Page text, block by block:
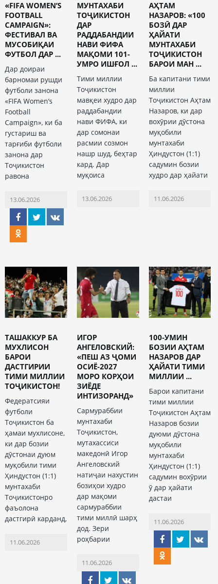
«FIFA WOMEN’S
FOOTBALL
CAMPAIGN»:
ФЕСТИВАЛ ВА
МУСОБИҚАИ
ФУТБОЛ ДАР ...
Дар доираи
барномаи рушди
футболи занона
«FIFA Women’s
Football
Campaign», ки ба
густариш ва
тарғиби футболи
занона дар
Тоҷикистон
равона
13.06.2026
МУНТАХАБИ
ТОҶИКИСТОН
ДАР
РАДДАБАНДИИ
НАВИ ФИФА
МАҚОМИ 101-
УМРО ИШҒОЛ ...
Тими миллии
Тоҷикистон
мавқеи худро дар
раддабандии
нави ФИФА, ки
дар сомонаи
расмии созмон
нашр шуд, беҳтар
кард. Дар
муқоиса
13.06.2026
АҲТАМ
НАЗАРОВ: «100
БОЗӢ ДАР
ҲАЙАТИ
МУНТАХАБИ
ТОҶИКИСТОН
БАРОИ МАН ...
Ба капитани тими
миллии
Тоҷикистон Аҳтам
Назаров, ки дар
вохӯрии дӯстона
муқобили
мунтахаби
Ҳиндустон (1:1)
садумин бозии
худро дар ҳайати
11.06.2026
ТАШАККУР БА
МУХЛИСОН
БАРОИ
ДАСТГИРИИ
ТИМИ МИЛЛИИ
ТОҶИКИСТОН!
Федератсияи
футболи
Тоҷикистон ба
ҳамаи мухлисоне,
ки дар бозии
дӯстонаи дуюм
муқобили тими
Ҳиндустон (1:1)
мунтахаби
Тоҷикистонро
фаъолона
дастгирӣ карданд,
11.06.2026
ИГОР
АНГЕЛОВСКИЙ:
«ПЕШ АЗ ҶОМИ
ОСИЁ-2027
МОРО КОРҲОИ
ЗИЁДЕ
ИНТИЗОРАНД»
Сармураббии
мунтахаби
Тоҷикистон,
мутахассиси
македонӣ Игор
Ангеловский
натиҷаи нахустин
бозиҳои худро
дар мақоми
сармураббии
тими миллӣ шарҳ
дод. Зери
роҳбарии
11.06.2026
1️00-УМИН
БОЗИИ АҲТАМ
НАЗАРОВ ДАР
ҲАЙАТИ ТИМИ
МИЛЛИИ ...
Барои капитани
тими миллии
Тоҷикистон Аҳтам
Назаров бозии
дуюми дӯстона
муқобили
мунтахаби
Ҳиндустон (1:1)
садумин вохӯрии
ӯ дар ҳайати
дастаи
11.06.2026